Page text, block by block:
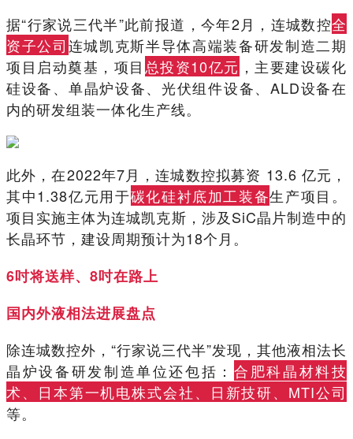
据“行家说三代半”此前报道，今年2月，连城数控全
资子公司连城凯克斯半导体高端装备研发制造二期
项目启动奠基，项目总投资10亿元 ，主要建设碳化
硅设备、单晶炉设备、光伏组件设备、ALD设备在
内的研发组装一体化生产线。
此外，在2022年7月，连城数控拟募资 13.6 亿元，
其中1.38亿元用于碳化硅衬底加工装备生产项目。
项目实施主体为连城凯克斯，涉及SiC晶片制造中的
长晶环节，建设周期预计为18个月。
6吋将送样、8吋在路上
国内外液相法进展盘点
除连城数控外，“行家说三代半”发现，其他液相法长
晶炉设备研发制造单位还包括：合肥科晶材料技
术、日本第一机电株式会社、日新技研、MTI公司
等。